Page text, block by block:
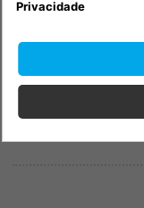
Privacidade